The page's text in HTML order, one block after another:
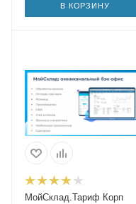
В КОРЗИНУ
МойСклад.Тариф Корп